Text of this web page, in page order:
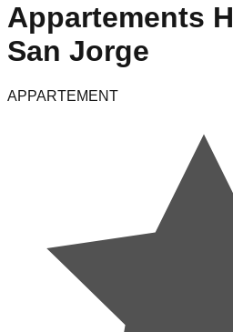
Appartements
San Jorge
APPARTEMENT